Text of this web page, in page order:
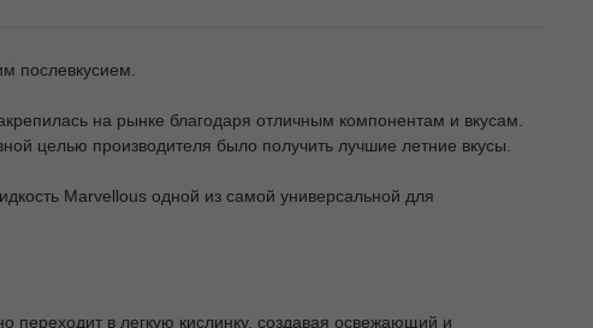
послевкусием.
на рынке благодаря отличным компонентам и вкусам.
целью производителя было получить лучшие летние вкусы.
Marvellous одной из самой универсальной для
переходит в легкую кислинку, создавая освежающий и